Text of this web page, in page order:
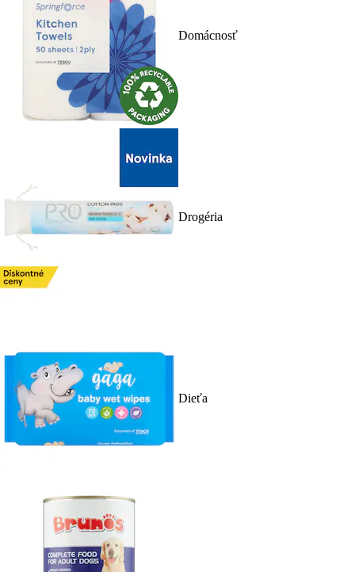
Domácnosť
Drogéria
Dieťa